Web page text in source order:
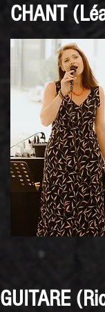
CHANT
GUITARE